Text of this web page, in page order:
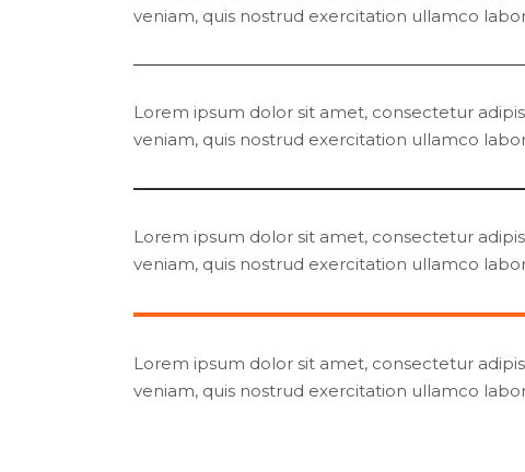
veniam, quis nostrud exercitation ullamco
Lorem ipsum dolor sit amet, consectetur
veniam, quis nostrud exercitation ullamco
Lorem ipsum dolor sit amet, consectetur
veniam, quis nostrud exercitation ullamco
Lorem ipsum dolor sit amet, consectetur
veniam, quis nostrud exercitation ullamco